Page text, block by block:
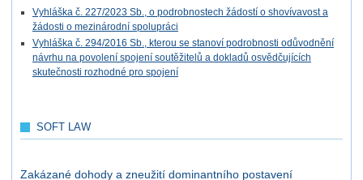
Vyhláška č. 227/2023 Sb., o podrobnostech žádostí o shovívavost a
žádosti o mezinárodní spolupráci
Vyhláška č. 294/2016 Sb., kterou se stanoví podrobnosti odůvodnění
návrhu na povolení spojení soutěžitelů a dokladů osvědčujících
skutečnosti rozhodné pro spojení
SOFT LAW
Zakázané dohody a zneužití dominantního postavení